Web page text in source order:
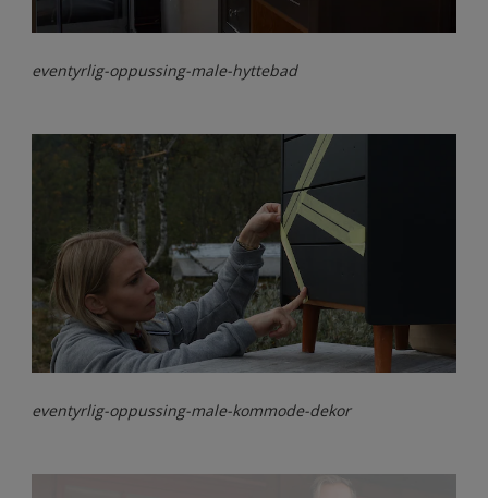
eventyrlig-oppussing-male-hyttebad
eventyrlig-oppussing-male-kommode-dekor